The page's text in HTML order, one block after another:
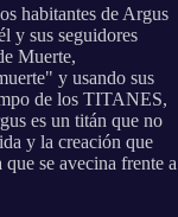
habitantes de Argus
y sus seguidores
Muerte,
y usando sus
de los TITANES,
es un titán que no
y la creación que
se avecina frente a